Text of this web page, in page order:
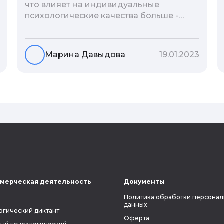
что влияет на индивидуальные
психологические качества больше -
человека. В астрологической практике
существует понятие геноскоп - влияние
семи поколений предков на судьбу
Марина Давыдова 19.01.2023
деятельность
диктант
Документы
Политика обработки
данных
Оферта